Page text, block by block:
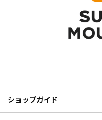
ショップガイド